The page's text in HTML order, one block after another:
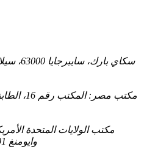
وايومنغ 82601، الولايات المتحدة الأمريكية